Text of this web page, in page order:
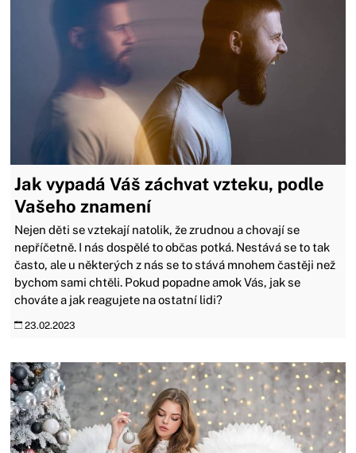
Jak vypadá Váš záchvat vzteku, podle
Vašeho znamení
Nejen děti se vztekají natolik, že zrudnou a chovají se
nepříčetně. I nás dospělé to občas potká. Nestává se to tak
často, ale u některých z nás se to stává mnohem častěji než
bychom sami chtěli. Pokud popadne amok Vás, jak se
chováte a jak reagujete na ostatní lidi?
23.02.2023